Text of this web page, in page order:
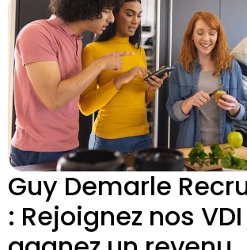
Guy Demarle
: Rejoignez nos